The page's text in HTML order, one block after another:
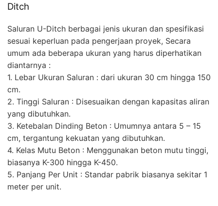
Ditch
Saluran U-Ditch berbagai jenis ukuran dan spesifikasi
sesuai keperluan pada pengerjaan proyek, Secara
umum ada beberapa ukuran yang harus diperhatikan
diantarnya :
1. Lebar Ukuran Saluran : dari ukuran 30 cm hingga 150
cm.
2. Tinggi Saluran : Disesuaikan dengan kapasitas aliran
yang dibutuhkan.
3. Ketebalan Dinding Beton : Umumnya antara 5 – 15
cm, tergantung kekuatan yang dibutuhkan.
4. Kelas Mutu Beton : Menggunakan beton mutu tinggi,
biasanya K-300 hingga K-450.
5. Panjang Per Unit : Standar pabrik biasanya sekitar 1
meter per unit.